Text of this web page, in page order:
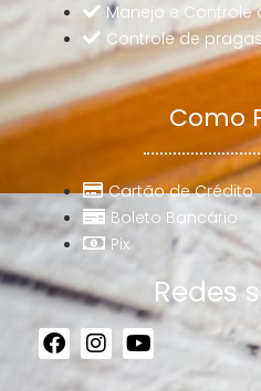
Manejo e Controle
Controle de
Como
Cartão de Crédito
Boleto Bancário
Pix
Redes